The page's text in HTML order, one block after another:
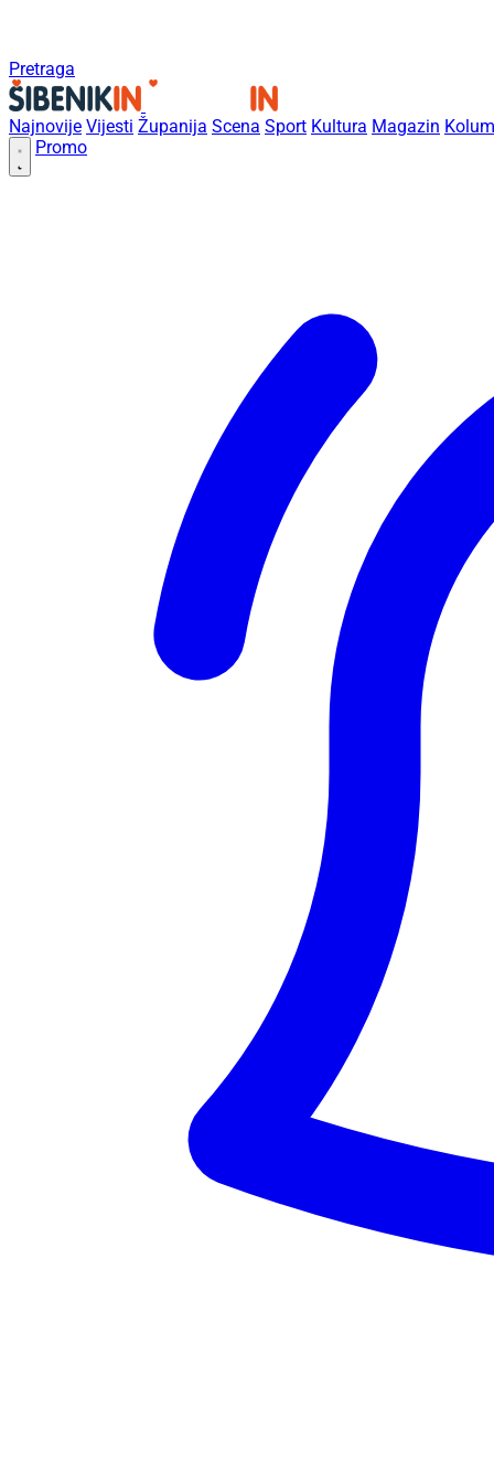
Pretraga
Najnovije Vijesti Županija Scena Sport Kultura Magazin
Promo